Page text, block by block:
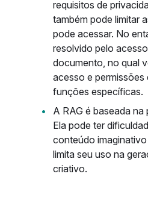
requisitos de
também pode limitar
pode acessar. No
resolvido pelo
documento, no qual
acesso e permissões
funções específicas.
A RAG é baseada
Ela pode ter
conteúdo
limita seu uso na
criativo.